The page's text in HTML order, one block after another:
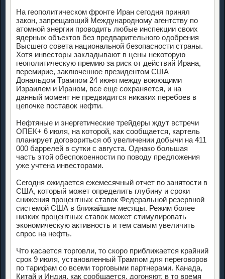
На геополитическом фронте Иран сегодня принял
закон, запрещающий Международному агентству по
атомной энергии проводить любые инспекции своих
ядерных объектов без предварительного одобрения
Высшего совета национальной безопасности страны.
Хотя инвесторы закладывают в цены некоторую
геополитическую премию за риск от действий Ирана,
перемирие, заключенное президентом США
Дональдом Трампом 24 июня между воюющими
Израилем и Ираном, все еще сохраняется, и на
данный момент не предвидится никаких перебоев в
цепочке поставок нефти.
Нефтяные и энергетические трейдеры ждут встречи
ОПЕК+ 6 июля, на которой, как сообщается, картель
планирует договориться об увеличении добычи на 411
000 баррелей в сутки с августа. Однако большая
часть этой обеспокоенности по поводу предложения
уже учтена инвесторами.
Сегодня ожидается ежемесячный отчет по занятости в
США, который может определить глубину и сроки
снижения процентных ставок Федеральной резервной
системой США в ближайшие месяцы. Режим более
низких процентных ставок может стимулировать
экономическую активность и тем самым увеличить
спрос на нефть.
Что касается торговли, то скоро приближается крайний
срок 9 июля, установленный Трампом для переговоров
по тарифам со всеми торговыми партнерами. Канада,
Китай и Индия, как сообщается, догоняют, в то время